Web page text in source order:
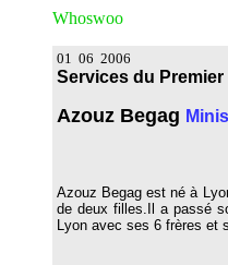
Whoswoo
01 06 2006
Services du Premier
Azouz Begag
Azouz Begag est né à
de deux filles. Il a passé
Lyon avec ses 6 frères et